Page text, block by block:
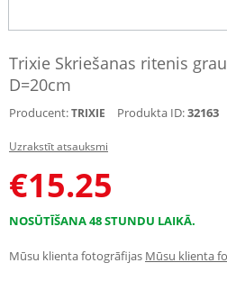
Trixie Skriešanas ritenis
D=20cm
Producent:TRIXIE Produkta ID:32163
Uzrakstīt atsauksmi
€15.25
NOSŪTĪŠANA 48 STUNDU LAIKĀ.
Mūsu klienta fotogrāfijas Mūsu klienta